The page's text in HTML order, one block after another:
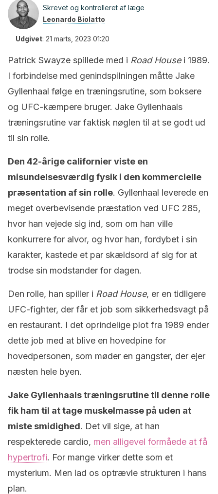
Skrevet og kontrolleret af læge
Leonardo Biolatto
Udgivet: 21 marts, 2023 01:20
Patrick Swayze spillede med i Road Housei 1989.
I forbindelse med genindspilningen måtte Jake
Gyllenhaal følge en træningsrutine, som boksere
og UFC-kæmpere bruger. Jake Gyllenhaals
træningsrutine var faktisk nøglen til at se godt ud
til sin rolle.
Den 42-årige californier viste en
misundelsesværdig fysik i den kommercielle
præsentation af sin rolle. Gyllenhaal leverede en
meget overbevisende præstation ved UFC 285,
hvor han vejede sig ind, som om han ville
konkurrere for alvor, og hvor han, fordybet i sin
karakter, kastede et par skældsord af sig for at
trodse sin modstander for dagen.
Den rolle, han spiller i Road House, er en tidligere
UFC-fighter, der får et job som sikkerhedsvagt på
en restaurant. I det oprindelige plot fra 1989 ender
dette job med at blive en hovedpine for
hovedpersonen, som møder en gangster, der ejer
næsten hele byen.
Jake Gyllenhaals træningsrutine til denne rolle
fik ham til at tage muskelmasse på uden at
miste smidighed. Det vil sige, at han
respekterede cardio, men alligevel formåede at få
hypertrofi. For mange virker dette som et
mysterium. Men lad os optrævle strukturen i hans
plan.